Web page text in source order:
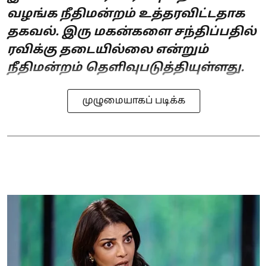
வழங்க நீதிமன்றம் உத்தரவிட்டதாக
தகவல். இரு மகன்களை சந்திப்பதில்
ரவிக்கு தடையில்லை என்றும்
நீதிமன்றம் தெளிவுபடுத்தியுள்ளது.
முழுமையாகப் படிக்க